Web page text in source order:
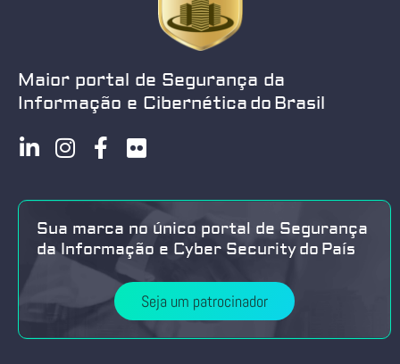
Maior portal de Segurança da
Informação e Cibernética do Brasil
Sua marca no único portal de Segurança
da Informação e Cyber Security do País
Seja um patrocinador